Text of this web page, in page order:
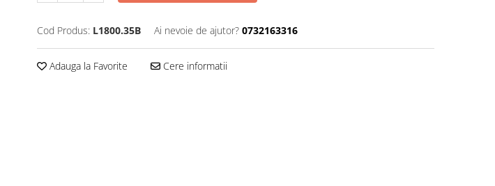
Cod Produs: L1800.35B Ai nevoie de ajutor? 0732163316
Adauga la Favorite Cere informatii